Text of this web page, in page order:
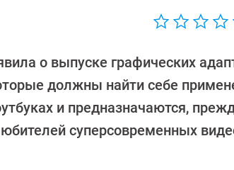
о выпуске графических
должны найти себе
и предназначаются,
суперсовременных